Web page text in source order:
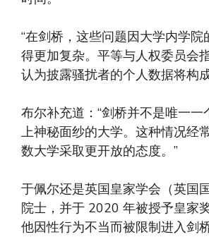
“在剑桥，这些问题因大学内学
得更加复杂。平等与人权委员会
认为披露骚扰者的个人数据将构
布尔补充道：“剑桥并不是唯一
上神秘面纱的大学。这种情况经
数大学采取更开放的态度。”
于佩尔还是英国皇家学会（英国
院士，并于 2020 年被授予皇家
他因性行为不当而被限制进入剑桥